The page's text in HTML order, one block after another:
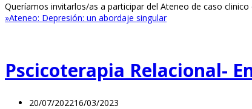
Queríamos invitarlos/as a participar del Ateneo de caso
»Ateneo: Depresión: un abordaje singular
Pscicoterapia Relacional-
20/07/202216/03/2023